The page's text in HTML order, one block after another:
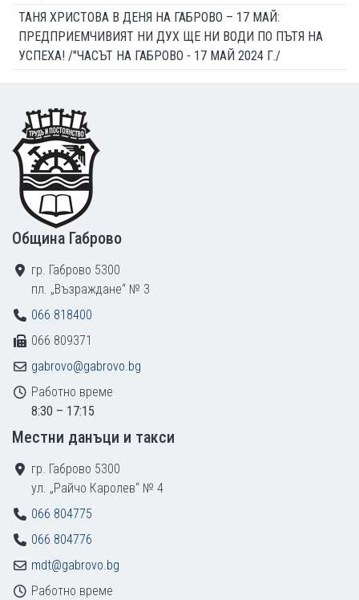
ТАНЯ ХРИСТОВА В ДЕНЯ НА ГАБРОВО – 17 МАЙ:
ПРЕДПРИЕМЧИВИЯТ НИ ДУХ ЩЕ НИ ВОДИ ПО ПЪТЯ НА
УСПЕХА! /"ЧАСЪТ НА ГАБРОВО - 17 МАЙ 2024 Г./
Footer
Община Габрово
гр. Габрово 5300
пл. „Възраждане“ № 3
066 818400
066 809371
gabrovo@gabrovo.bg
Работно време
8:30 – 17:15
Местни данъци и такси
гр. Габрово 5300
ул. „Райчо Каролев“ № 4
066 804775
066 804776
mdt@gabrovo.bg
Работно време